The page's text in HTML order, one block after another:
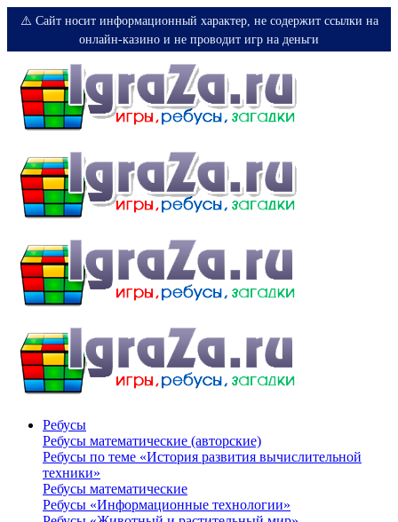
⚠️ Сайт носит информационный характер, не содержит ссылки на
онлайн-казино и не проводит игр на деньги
Ребусы
Ребусы математические (авторские)
Ребусы по теме «История развития вычислительной
техники»
Ребусы математические
Ребусы «Информационные технологии»